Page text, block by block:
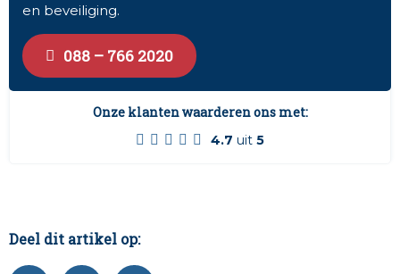
en beveiliging.
088 – 766 2020
Onze klanten waarderen ons met:
4.7 uit 5
Deel dit artikel op: